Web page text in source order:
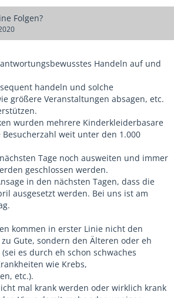
Folgen?
Handeln auf und
handeln und solche
größere Veranstaltungen absagen, etc.
wurden mehrere Kinderkleiderbasare
weit unter den 1.000
Tage noch ausweiten und immer
geschlossen werden.
in den nächsten Tagen, dass die
ausgesetzt werden. Bei uns ist am
kommen in erster Linie nicht den
Gute, sondern den Älteren oder eh
es durch eh schon schwaches
wie Krebs,
etc.).
mal krank werden oder wirklich krank